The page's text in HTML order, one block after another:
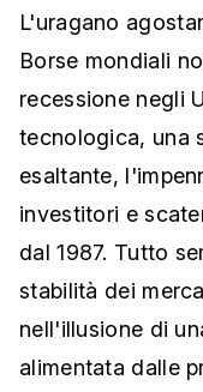
L'uragano
Borse mondiali
recessione negli
tecnologica, una
esaltante,
investitori e
dal 1987. Tutto
stabilità dei
nell'illusione di
alimentata dalle